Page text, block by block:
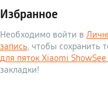
Избранное
Необходимо войти в
запись, чтобы сохранить
для пяток Xiaomi
закладки!